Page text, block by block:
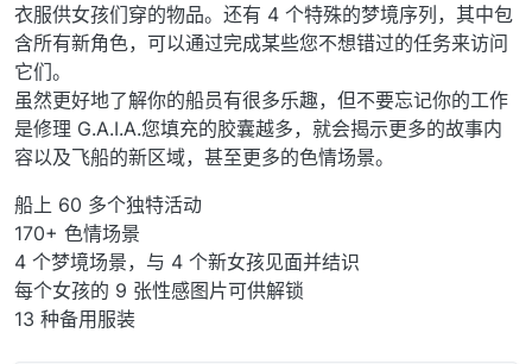
衣服供女孩们穿的​​物品。还有 4 个特殊的梦境序列，其中包
含所有新角色，可以通过完成某些您不想错过的任务来访问
它们。
虽然更好地了解你的船员有很多乐趣，但不要忘记你的工作
是修理 G.A.I.A.您填充的胶囊越多，就会揭示更多的故事内
容以及飞船的新区域，甚至更多的色情场景。
船上 60 多个独特活动
170+ 色情场景
4 个梦境场景，与 4 个新女孩见面并结识
每个女孩的 9 张性感图片可供解锁
13 种备用服装